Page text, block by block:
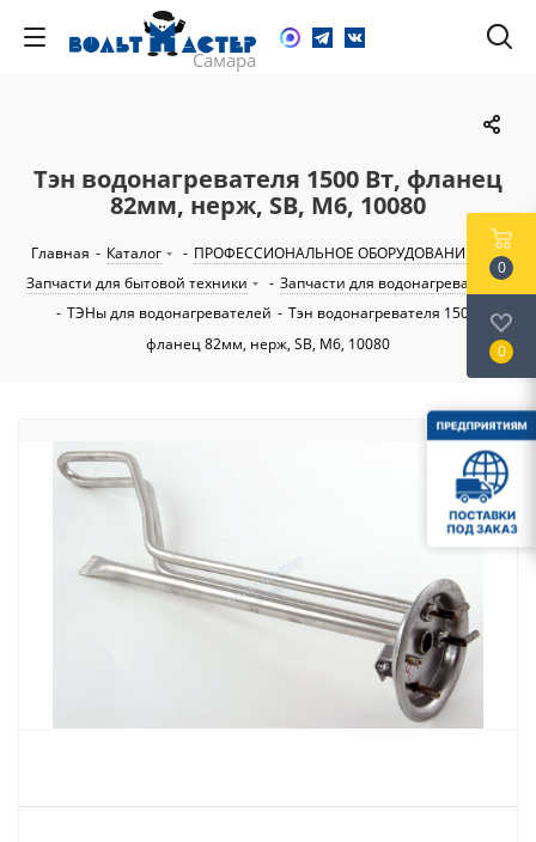
Тэн водонагревателя 1500 Вт, фланец
82мм, нерж, SB, М6, 10080
Главная - Каталог - ПРОФЕССИОНАЛЬНОЕ ОБОРУДОВАНИЕ
-
Запчасти для бытовой техники
- Запчасти для водонагревателей
- ТЭНы для водонагревателей - Тэн водонагревателя 1500 Вт,
фланец 82мм, нерж, SB, М6, 10080
0
0